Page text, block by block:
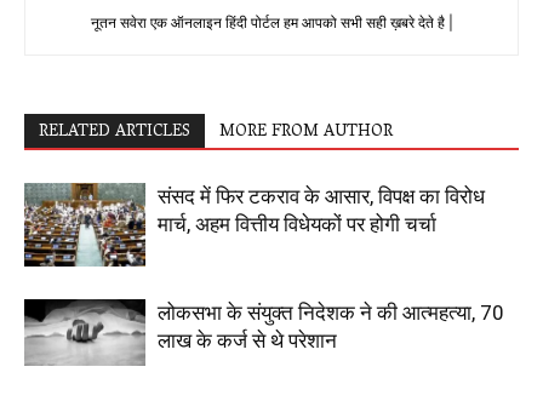
नूतन सवेरा एक ऑनलाइन हिंदी पोर्टल हम आपको सभी सही ख़बरे देते है |
RELATED ARTICLES MORE FROM AUTHOR
संसद में फिर टकराव के आसार, विपक्ष का विरोध
मार्च, अहम वित्तीय विधेयकों पर होगी चर्चा
लोकसभा के संयुक्त निदेशक ने की आत्महत्या, 70
लाख के कर्ज से थे परेशान